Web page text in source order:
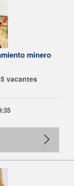
minero
vacantes